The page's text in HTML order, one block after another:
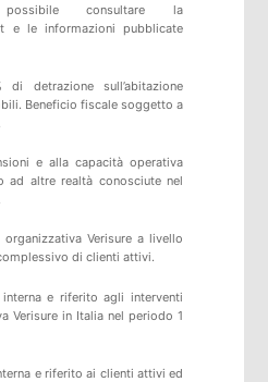
consultarela
e le informazioni pubblicate
detrazione sull’abitazione
Beneficio fiscale soggetto a
e alla capacità operativa
ad altre realtà conosciute nel
Verisure a livello
di clienti attivi.
e riferito agli interventi
Verisure in Italia nel periodo 1
e riferito ai clienti attivi ed